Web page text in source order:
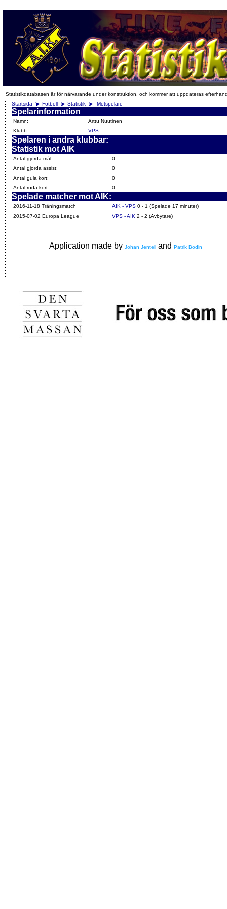
Statistikdatabasen är för närvarande under konstruktion, och kommer att uppdateras
Startsida
Fotboll Statistik Motspelare
Spelarinformation
Namn:
Arttu Nuutinen
Klubb:
VPS
Spelaren i andra klubbar:
Statistik mot AIK
Antal gjorda mål:
0
Antal gjorda assist:
0
Antal gula kort:
0
Antal röda kort:
0
Spelade matcher mot AIK:
2016-11-18 Träningsmatch AIK - VPS 0 - 1 (Spelade 17 minuter)
2015-07-02 Europa League
VPS - AIK 2 - 2 (Avbytare)
Application made by Johan Jentell and Patrik Bodin